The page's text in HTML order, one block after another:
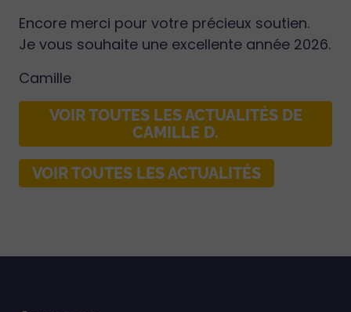
Encore merci pour votre précieux soutien.
Je vous souhaite une excellente année 2026.
Camille
VOIR TOUTES LES ACTUALITÉS DE
CAMILLE D.
VOIR TOUTES LES ACTUALITÉS